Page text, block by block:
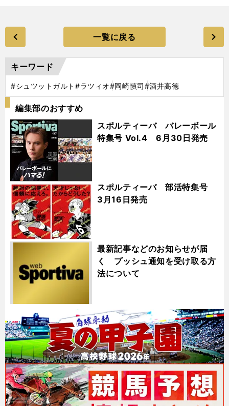
一覧に戻る
キーワード
#シュツットガルト#ラツィオ#岡崎慎司#酒井高徳
編集部のおすすめ
スポルティーバ バレーボール
特集号 Vol.4 6月30日発売
スポルティーバ 部活特集号
3月16日発売
最新記事などのお知らせが届
く プッシュ通知を受け取る方
法について